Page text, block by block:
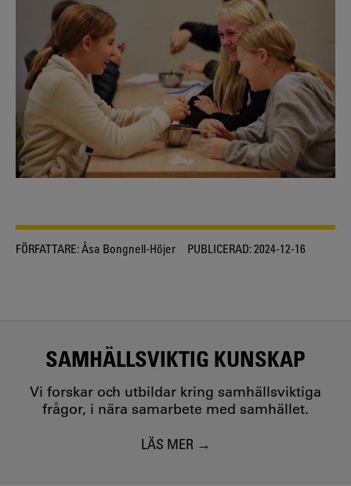
FÖRFATTARE:Åsa Bongnell-Höjer PUBLICERAD:2024-12-16
SAMHÄLLSVIKTIG KUNSKAP
Vi forskar och utbildar kring samhällsviktiga
frågor, i nära samarbete med samhället.
LÄS MER